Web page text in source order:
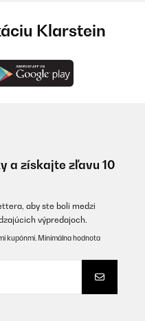
Klarstein
a získajte zľavu 10
aby ste boli medzi
výpredajoch.
kupónmi. Minimálna hodnota